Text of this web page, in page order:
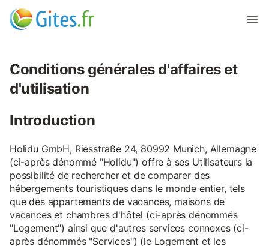
Conditions générales d'affaires et
d'utilisation
Introduction
Holidu GmbH, Riesstraße 24, 80992 Munich, Allemagne
(ci-après dénommé "Holidu") offre à ses Utilisateurs la
possibilité de rechercher et de comparer des
hébergements touristiques dans le monde entier, tels
que des appartements de vacances, maisons de
vacances et chambres d'hôtel (ci-après dénommés
"Logement") ainsi que d'autres services connexes (ci-
après dénommés "Services") (le Logement et les